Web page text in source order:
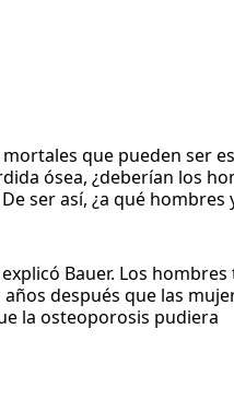
que pueden ser
ósea, ¿deberían los
ser así, ¿a qué hombres
Bauer. Los hombres
después que las
la osteoporosis pudiera